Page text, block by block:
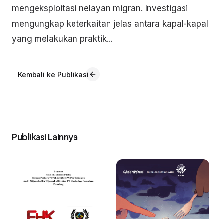
mengeksploitasi nelayan migran. Investigasi
mengungkap keterkaitan jelas antara kapal-kapal
yang melakukan praktik...
Kembali ke Publikasi
Publikasi Lainnya